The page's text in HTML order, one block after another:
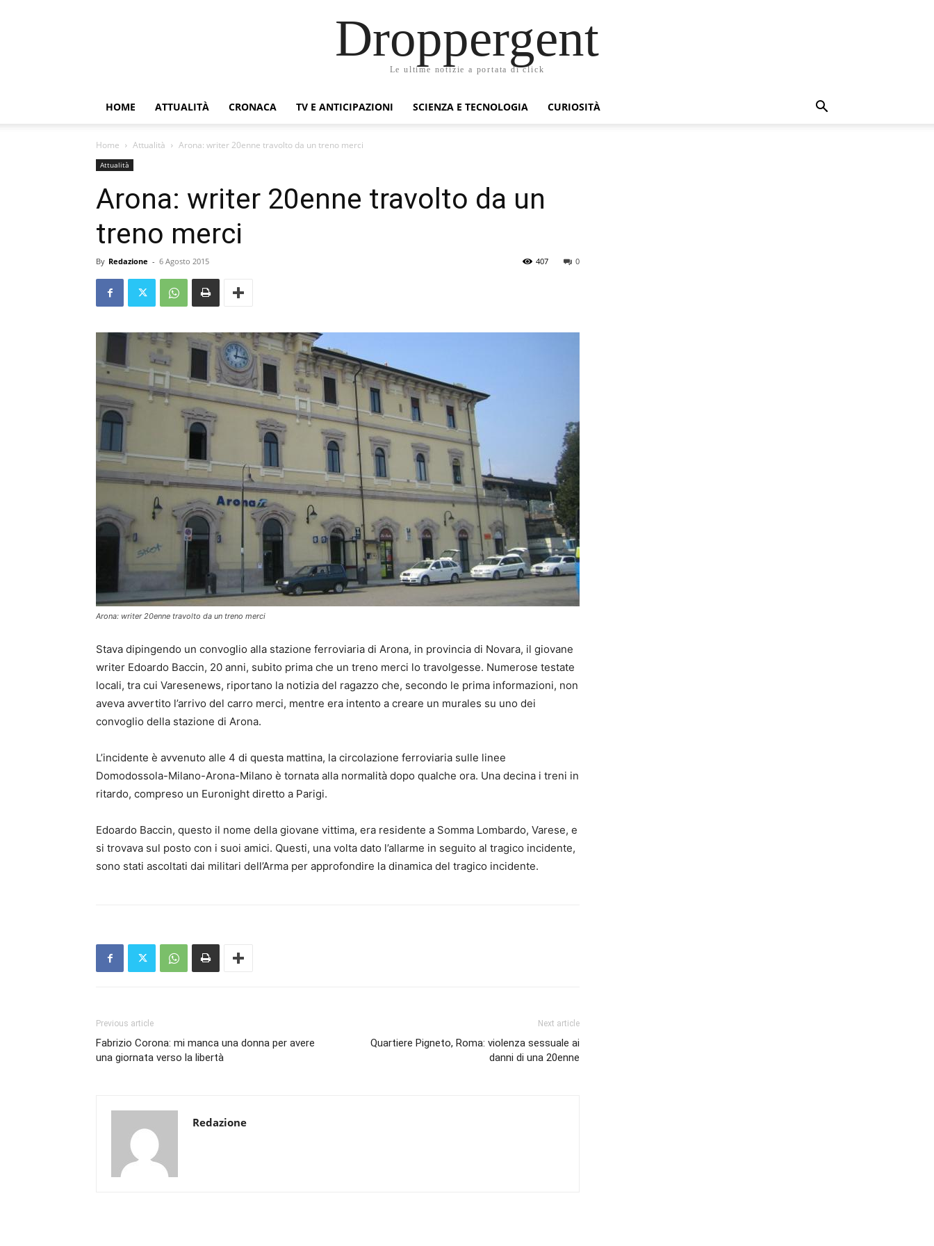
Droppergent
Le ultime notizie a portata di click
HOME ATTUALITÀ CRONACA TV E ANTICIPAZIONI SCIENZA E TECNOLOGIA CURIOSITÀ
Home Attualità Arona: writer 20enne travolto da un treno merci
Attualità
Arona: writer 20enne travolto da un
treno merci
By Redazione - 6 Agosto 2015 0
407
Arona: writer 20enne travolto da un treno merci
Stava dipingendo un convoglio alla stazione ferroviaria di Arona, in provincia di Novara, il giovane
writer Edoardo Baccin, 20 anni, subito prima che un treno merci lo travolgesse. Numerose testate
locali, tra cui Varesenews, riportano la notizia del ragazzo che, secondo le prima informazioni, non
aveva avvertito l’arrivo del carro merci, mentre era intento a creare un murales su uno dei
convoglio della stazione di Arona.
L’incidente è avvenuto alle 4 di questa mattina, la circolazione ferroviaria sulle linee
Domodossola-Milano-Arona-Milano è tornata alla normalità dopo qualche ora. Una decina i treni in
ritardo, compreso un Euronight diretto a Parigi.
Edoardo Baccin, questo il nome della giovane vittima, era residente a Somma Lombardo, Varese, e
si trovava sul posto con i suoi amici. Questi, una volta dato l’allarme in seguito al tragico incidente,
sono stati ascoltati dai militari dell’Arma per approfondire la dinamica del tragico incidente.
Previous article
Fabrizio Corona: mi manca una donna per avere
una giornata verso la libertà
Next article
Quartiere Pigneto, Roma: violenza sessuale ai
danni di una 20enne
Redazione